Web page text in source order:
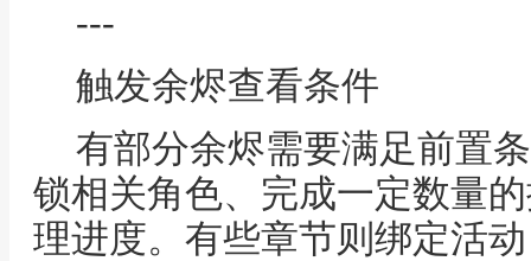
---
触发余烬查看条件
有部分余烬需要满足前置
锁相关角色、完成一定数量
理进度。有些章节则绑定活